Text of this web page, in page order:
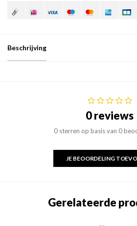
Beschrijving
0 reviews
0 sterren op basis van 0
JE BEOORDELING
Gerelateerde